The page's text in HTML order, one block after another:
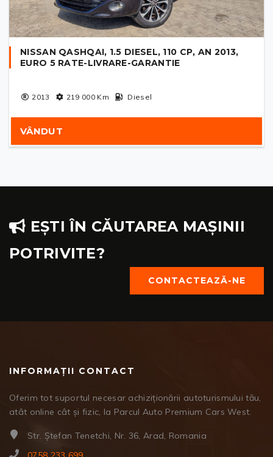
NISSAN QASHQAI, 1.5 DIESEL, 110 CP, AN 2013,
EURO 5 RATE-LIVRARE-GARANTIE
2013 219 000Km Diesel
VÂNDUT
EȘTI ÎN CĂUTAREA MAȘINII
POTRIVITE?
CONTACTEAZĂ-NE
INFORMAȚII CONTACT
Oferim tot suportul necesar achiziționării autoturismului tău,
atât online cât și fizic, la Parcul Auto Premium Cars West.
Str. Ștefan Tenetchi, Nr. 36, Arad, Romania